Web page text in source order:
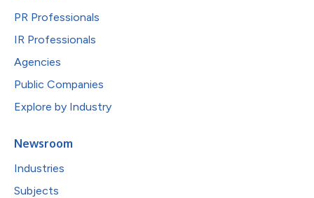
PR Professionals
IR Professionals
Agencies
Public Companies
Explore by Industry
Newsroom
Industries
Subjects